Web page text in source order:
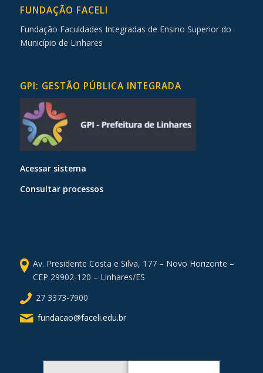
FUNDAÇÃO FACELI
Fundação Faculdades Integradas de Ensino Superior do
Município de Linhares
GPI: GESTÃO PÚBLICA INTEGRADA
Acessar sistema
Consultar processos
Av. Presidente Costa e Silva, 177 – Novo Horizonte –
CEP 29902-120 – Linhares/ES
27 3373-7900
fundacao@faceli.edu.br